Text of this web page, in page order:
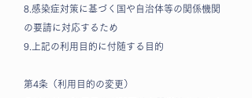
8.感染症対策に基づく国や自治体等の関係機関
の要請に対応するため
9.上記の利用目的に付随する目的
第4条（利用目的の変更）